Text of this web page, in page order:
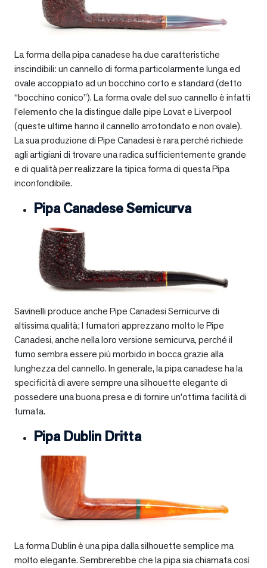
La forma della pipa canadese ha due caratteristiche
inscindibili: un cannello di forma particolarmente lunga ed
ovale accoppiato ad un bocchino corto e standard (detto
“bocchino conico”). La forma ovale del suo cannello è infatti
l’elemento che la distingue dalle pipe Lovat e Liverpool
(queste ultime hanno il cannello arrotondato e non ovale).
La sua produzione di Pipe Canadesi è rara perché richiede
agli artigiani di trovare una radica sufficientemente grande
e di qualità per realizzare la tipica forma di questa Pipa
inconfondibile.
Pipa Canadese Semicurva
Savinelli produce anche Pipe Canadesi Semicurve di
altissima qualità; I fumatori apprezzano molto le Pipe
Canadesi, anche nella loro versione semicurva, perché il
fumo sembra essere più morbido in bocca grazie alla
lunghezza del cannello. In generale, la pipa canadese ha la
specificità di avere sempre una silhouette elegante di
possedere una buona presa e di fornire un’ottima facilità di
fumata.
Pipa Dublin Dritta
La forma Dublin è una pipa dalla silhouette semplice ma
molto elegante. Sembrerebbe che la pipa sia chiamata così